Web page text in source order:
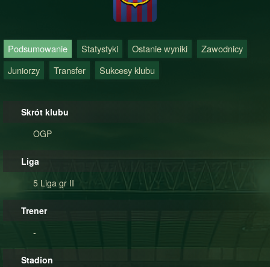
Podsumowanie Statystyki Ostanie wyniki
Zawodnicy
Juniorzy
Transfer Sukcesy klubu
Skrót klubu
OGP
Liga
5 Liga gr II
Trener
-
Stadion